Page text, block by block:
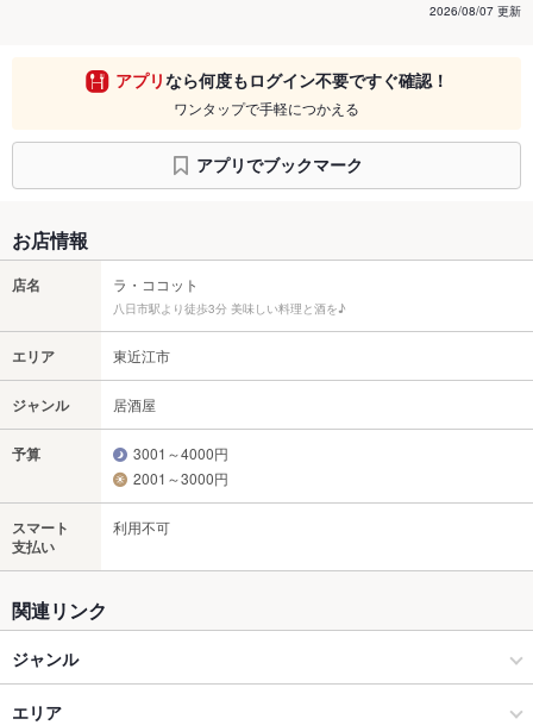
2026/08/07 更新
アプリなら何度もログイン不要ですぐ確認！
ワンタップで手軽につかえる
アプリでブックマーク
お店情報
店名 ラ・ココット
八日市駅より徒歩3分 美味しい料理と酒を♪
エリア 東近江市
ジャンル 居酒屋
予算
3001～4000円
2001～3000円
スマート
支払い
利用不可
関連リンク
ジャンル
居酒屋
エリア